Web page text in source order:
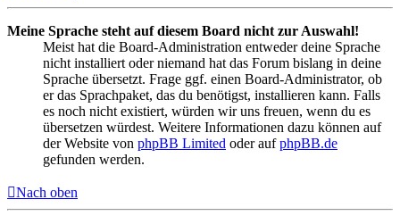
Meine Sprache steht auf diesem Board nicht zur Auswahl!
Meist hat die Board-Administration entweder deine Sprache
nicht installiert oder niemand hat das Forum bislang in deine
Sprache übersetzt. Frage ggf. einen Board-Administrator, ob
er das Sprachpaket, das du benötigst, installieren kann. Falls
es noch nicht existiert, würden wir uns freuen, wenn du es
übersetzen würdest. Weitere Informationen dazu können auf
der Website von phpBB Limited oder aufphpBB.de
gefunden werden.
Nach oben